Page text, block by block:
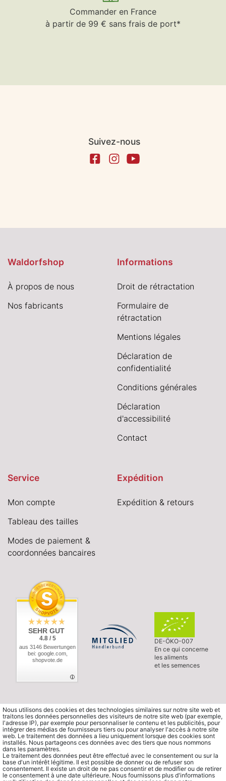
Commander en France
à partir de 99 € sans frais de port*
Suivez-nous
Waldorfshop
À propos de nous
Nos fabricants
Informations
Droit de rétractation
Formulaire de
rétractation
Mentions légales
Déclaration de
confidentialité
Conditions générales
Déclaration
d'accessibilité
Contact
Service
Mon compte
Tableau des tailles
Modes de paiement &
coordonnées bancaires
Expédition
Expédition & retours
SEHR GUT
4.8 / 5
aus 3146 Bewertungen
bei: google.com,
shopvote.de
DE-ÖKO-007
En ce qui concerne
les aliments
et les semences
Nous utilisons des cookies et des technologies similaires sur notre site web et
traitons les données personnelles des visiteurs de notre site web (par exemple,
l'adresse IP), par exemple pour personnaliser le contenu et les publicités, pour
intégrer des médias de fournisseurs tiers ou pour analyser l'accès à notre site
web. Le traitement des données a lieu uniquement lorsque des cookies sont
installés. Nous partageons ces données avec des tiers que nous nommons
dans les paramètres.
Le traitement des données peut être effectué avec le consentement ou sur la
base d'un intérêt légitime. Il est possible de donner ou de refuser son
consentement. Il existe un droit de ne pas consentir et de modifier ou de retirer
le consentement à une date ultérieure. Nous fournissons plus d'informations